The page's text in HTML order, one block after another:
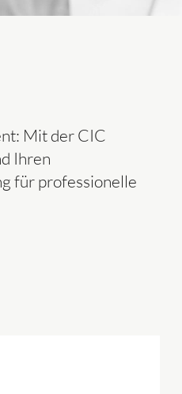
Mit der CIC
Ihren
für professionelle